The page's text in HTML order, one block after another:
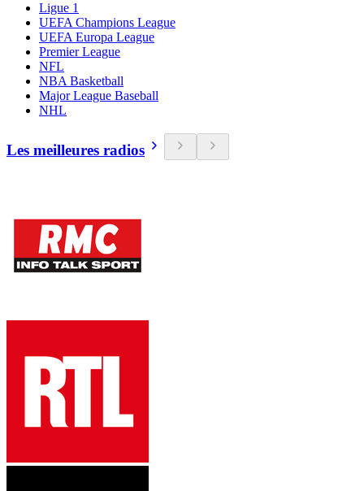
Ligue 1
UEFA Champions League
UEFA Europa League
Premier League
NFL
NBA Basketball
Major League Baseball
NHL
Les meilleures radios